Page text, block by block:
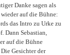
Danke sagen als
auf die Bühne:
das Intro zu Urke zu
Dann Sebastian,
auf die Bühne
Gesichter der